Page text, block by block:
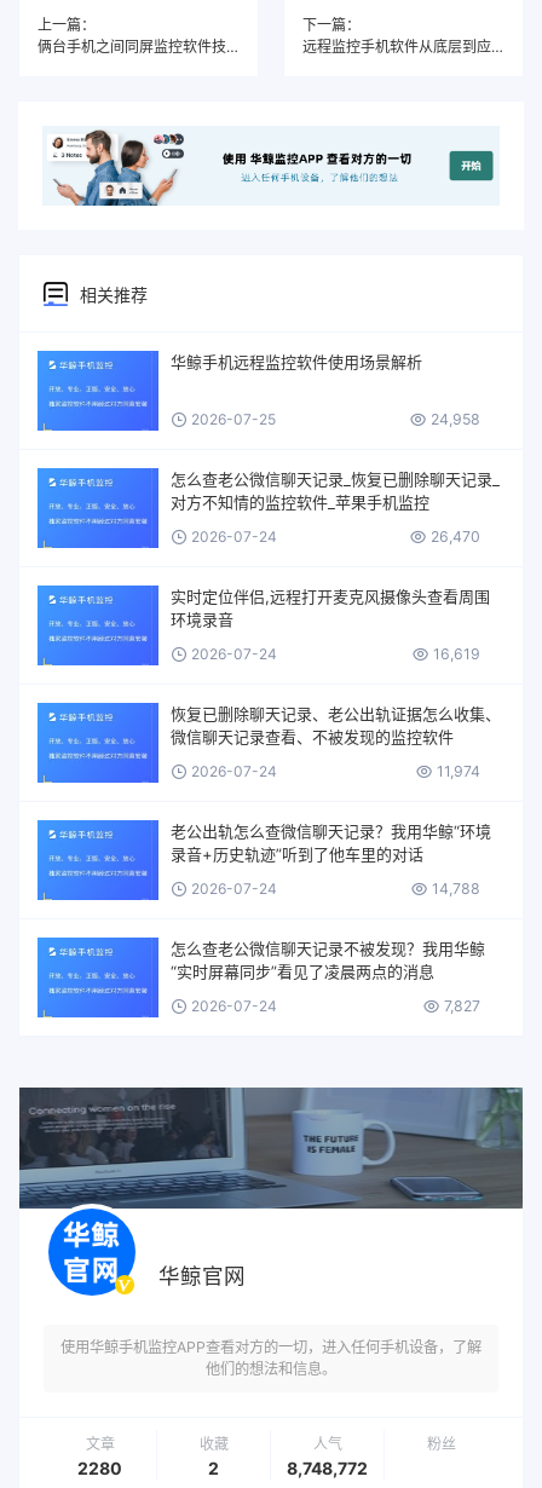
上一篇：
俩台手机之间同屏监控软件技术详解(独家原创)
下一篇：
远程监控手机软件从底层到应用的技术本质全景解析
相关推荐
华鲸手机远程监控软件使用场景解析
2026-07-25 24,958
怎么查老公微信聊天记录_恢复已删除聊天记录_
对方不知情的监控软件_苹果手机监控
2026-07-24 26,470
实时定位伴侣,远程打开麦克风摄像头查看周围
环境录音
2026-07-24 16,619
恢复已删除聊天记录、老公出轨证据怎么收集、
微信聊天记录查看、不被发现的监控软件
2026-07-24 11,974
老公出轨怎么查微信聊天记录？我用华鲸“环境
录音+历史轨迹”听到了他车里的对话
2026-07-24 14,788
怎么查老公微信聊天记录不被发现？我用华鲸
“实时屏幕同步”看见了凌晨两点的消息
2026-07-24 7,827
华鲸官网
使用华鲸手机监控APP查看对方的一切，进入任何手机设备，了解
他们的想法和信息。
文章
2280
收藏
2
人气
8,748,772
粉丝